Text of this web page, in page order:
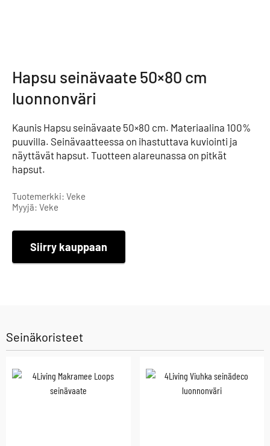
Hapsu seinävaate 50×80 cm
luonnonväri
Kaunis Hapsu seinävaate 50×80 cm. Materiaalina 100%
puuvilla. Seinävaatteessa on ihastuttava kuviointi ja
näyttävät hapsut. Tuotteen alareunassa on pitkät
hapsut.
Tuotemerkki: Veke
Myyjä: Veke
Siirry kauppaan
Seinäkoristeet